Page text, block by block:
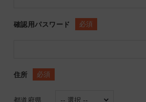
確認用パスワード 必須
住所 必須
都道府県